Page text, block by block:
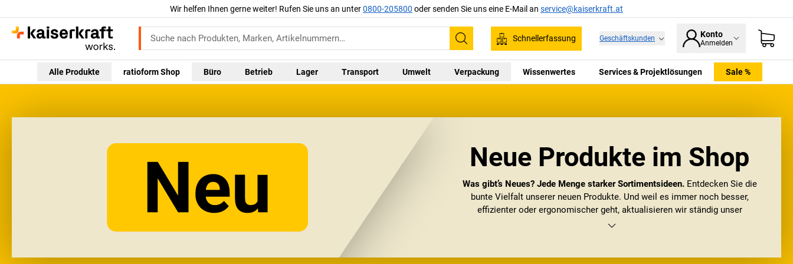
Wir helfen Ihnen gerne weiter! Rufen Sie uns an unter0800-205800 oder senden Sie uns eine E-Mail an service@kaiserkraft.at
Suchen
Schnellerfassung Geschäftskunden Konto
Anmelden
Alle Produkte ratioform Shop Büro Betrieb Lager Transport Umwelt Verpackung Wissenwertes Services & Projektlösungen Sale %
Neue Produkte im Shop
Was gibt’s Neues? Jede Menge starker Sortimentsideen.Entdecken Sie die
bunte Vielfalt unserer neuen Produkte. Und weil es immer noch besser,
effizienter oder ergonomischer geht, aktualisieren wir ständig unser
Sortiment.